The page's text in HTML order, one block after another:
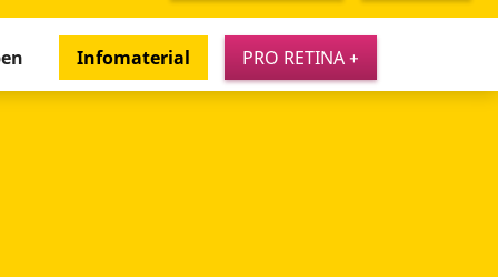
Infomaterial PRO RETINA +